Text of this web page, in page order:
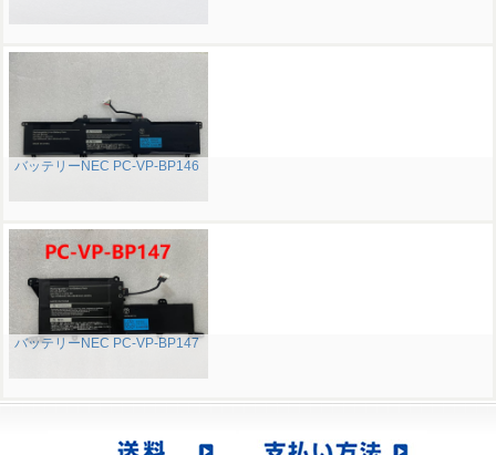
バッテリーNEC PC-VP-BP146
バッテリーNEC PC-VP-BP147